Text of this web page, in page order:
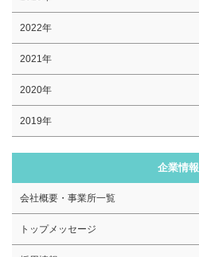
2022年
2021年
2020年
2019年
企業情報
会社概要・事業所一覧
トップメッセージ